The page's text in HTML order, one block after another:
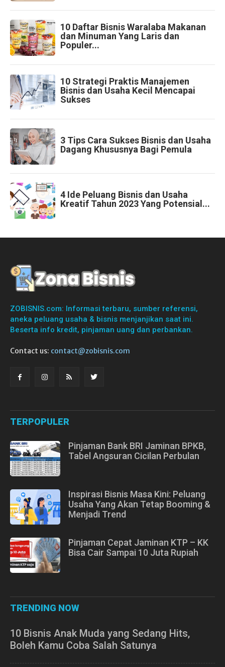
10 Daftar Bisnis Waralaba Makanan
dan Minuman Yang Laris dan
Populer...
10 Strategi Praktis Manajemen
Bisnis dan Usaha Kecil Mencapai
Sukses
3 Tips Cara Sukses Bisnis dan Usaha
Dagang Khususnya Bagi Pemula
4 Ide Peluang Bisnis dan Usaha
Kreatif Tahun 2023 Yang Potensial...
ZOBISNIS.com: Informasi terbaru, sumber referensi,
aneka peluang usaha & bisnis menjanjikan saat ini.
Beserta info kredit, pinjaman uang dan perbankan.
Contact us: contact@zobisnis.com
TERPOPULER
Pinjaman Bank BRI Jaminan BPKB,
Tabel Angsuran Cicilan Perbulan
Inspirasi Bisnis Masa Kini: Peluang
Usaha Yang Akan Tetap Booming &
Menjadi Trend
Pinjaman Cepat Jaminan KTP – KK
Bisa Cair Sampai 10 Juta Rupiah
TRENDING NOW
10 Bisnis Anak Muda yang Sedang Hits,
Boleh Kamu Coba Salah Satunya